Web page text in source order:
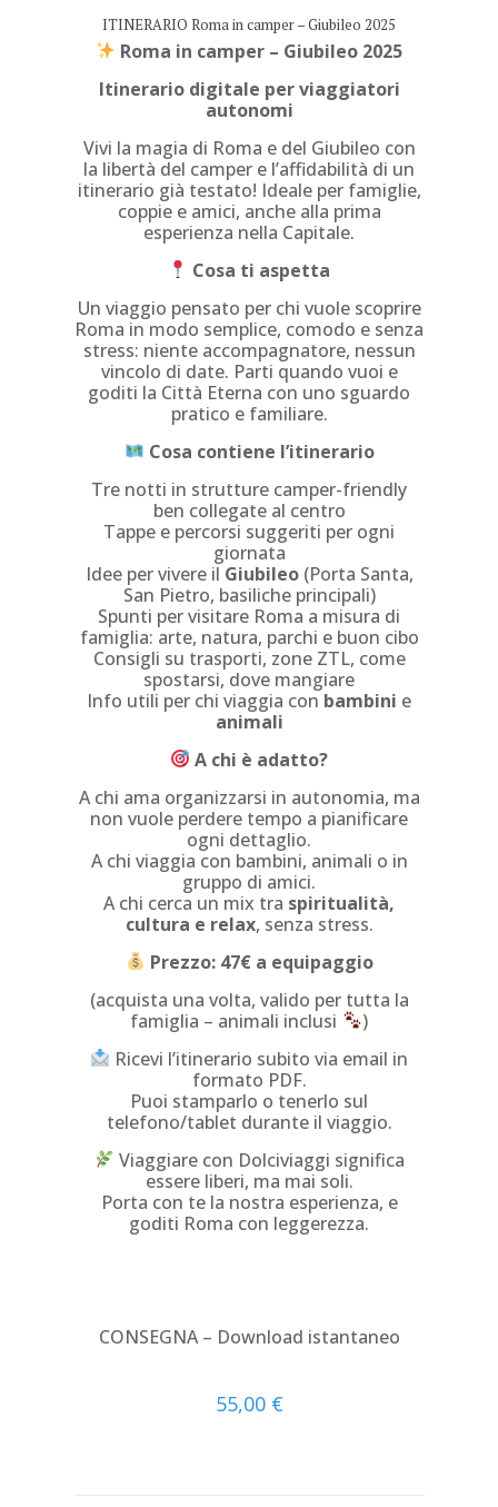
ITINERARIO Roma in camper – Giubileo 2025
Roma in camper – Giubileo 2025
Itinerario digitale per viaggiatori
autonomi
Vivi la magia di Roma e del Giubileo con
la libertà del camper e l’affidabilità di un
itinerario già testato! Ideale per famiglie,
coppie e amici, anche alla prima
esperienza nella Capitale.
Cosa ti aspetta
Un viaggio pensato per chi vuole scoprire
Roma in modo semplice, comodo e senza
stress: niente accompagnatore, nessun
vincolo di date. Parti quando vuoi e
goditi la Città Eterna con uno sguardo
pratico e familiare.
Cosa contiene l’itinerario
Tre notti in strutture camper-friendly
ben collegate al centro
Tappe e percorsi suggeriti per ogni
giornata
Idee per vivere il Giubileo(Porta Santa,
San Pietro, basiliche principali)
Spunti per visitare Roma a misura di
famiglia: arte, natura, parchi e buon cibo
Consigli su trasporti, zone ZTL, come
spostarsi, dove mangiare
Info utili per chi viaggia con bambini e
animali
A chi è adatto?
A chi ama organizzarsi in autonomia, ma
non vuole perdere tempo a pianificare
ogni dettaglio.
A chi viaggia con bambini, animali o in
gruppo di amici.
A chi cerca un mix tra spiritualità,
cultura e relax, senza stress.
Prezzo: 47€ a equipaggio
(acquista una volta, valido per tutta la
famiglia – animali inclusi
)
Ricevi l’itinerario subito via email in
formato PDF.
Puoi stamparlo o tenerlo sul
telefono/tablet durante il viaggio.
Viaggiare con Dolciviaggi significa
essere liberi, ma mai soli.
Porta con te la nostra esperienza, e
goditi Roma con leggerezza.
CONSEGNA – Download istantaneo
55,00 €